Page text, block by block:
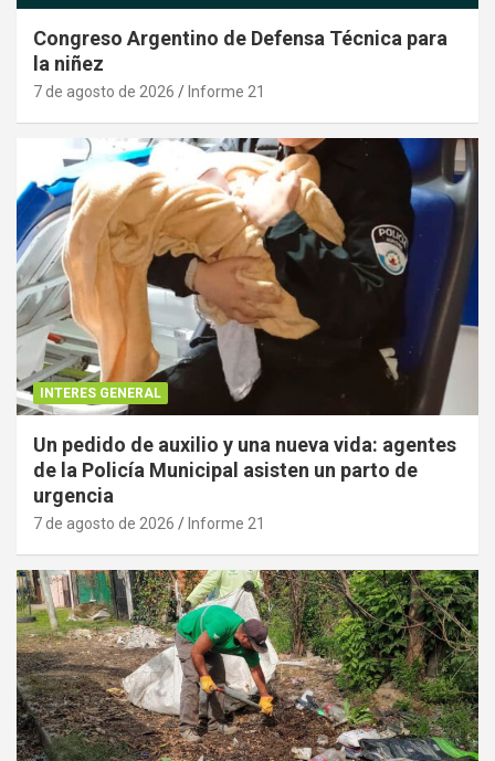
Congreso Argentino de Defensa Técnica para
la niñez
7 de agosto de 2026 Informe 21
INTERES GENERAL
Un pedido de auxilio y una nueva vida: agentes
de la Policía Municipal asisten un parto de
urgencia
7 de agosto de 2026 Informe 21